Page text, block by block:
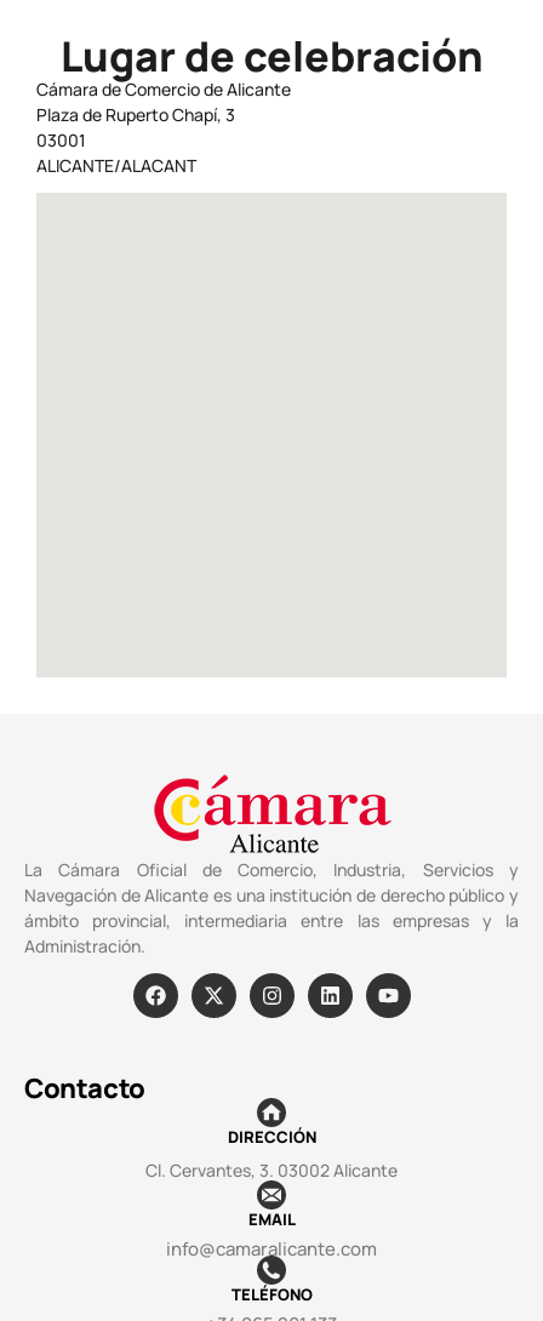
Lugar de celebración
Cámara de Comercio de Alicante
Plaza de Ruperto Chapí, 3
03001
ALICANTE/ALACANT
La Cámara Oficial de Comercio, Industria, Servicios y
Navegación de Alicante es una institución de derecho público y
ámbito provincial, intermediaria entre las empresas y la
Administración.
Contacto
DIRECCIÓN
Cl. Cervantes, 3. 03002 Alicante
EMAIL
info@camaralicante.com
TELÉFONO